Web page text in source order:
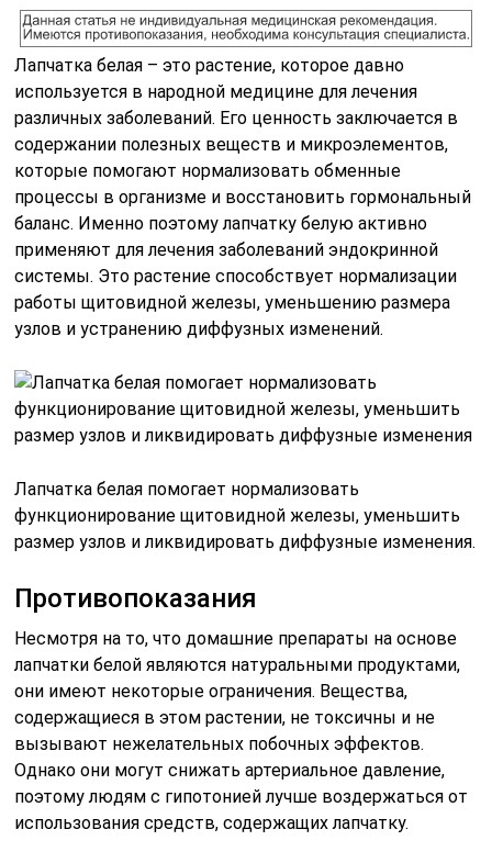
Лапчатка белая – это растение, которое давно
используется в народной медицине для лечения
различных заболеваний. Его ценность заключается в
содержании полезных веществ и микроэлементов,
которые помогают нормализовать обменные
процессы в организме и восстановить гормональный
баланс. Именно поэтому лапчатку белую активно
применяют для лечения заболеваний эндокринной
системы. Это растение способствует нормализации
работы щитовидной железы, уменьшению размера
узлов и устранению диффузных изменений.
Лапчатка белая помогает нормализовать
функционирование щитовидной железы, уменьшить
размер узлов и ликвидировать диффузные изменения.
Противопоказания
Несмотря на то, что домашние препараты на основе
лапчатки белой являются натуральными продуктами,
они имеют некоторые ограничения. Вещества,
содержащиеся в этом растении, не токсичны и не
вызывают нежелательных побочных эффектов.
Однако они могут снижать артериальное давление,
поэтому людям с гипотонией лучше воздержаться от
использования средств, содержащих лапчатку.